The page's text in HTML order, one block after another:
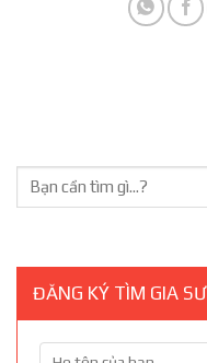
ĐĂNG KÝ TÌM GIA SƯ